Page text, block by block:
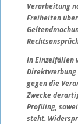
Verarbeitung
Freiheiten
In Einzelfällen
Direktwerbung
gegen die
Zwecke
Profiling,
steht.